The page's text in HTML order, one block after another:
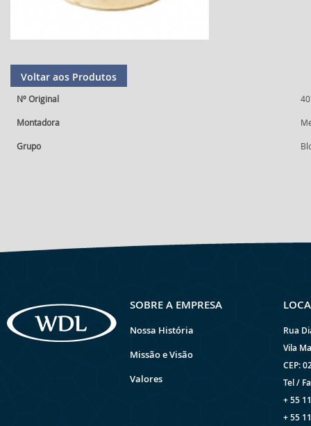
Voltar aos Produtos
Nº Original
Montadora
Grupo
SOBRE A EMPRESA
Nossa História
Missão e Visão
Valores
Rua
Vila
CEP:
Tel /
+ 55
+ 55